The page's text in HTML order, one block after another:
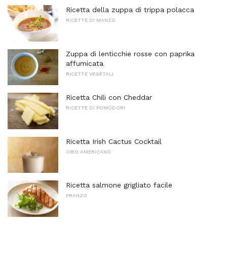
Ricetta della zuppa di trippa polacca
RICETTE DI MANZO
Zuppa di lenticchie rosse con paprika
affumicata
RICETTE VEGETALI
Ricetta Chili con Cheddar
RICETTE DI POMODORI
Ricetta Irish Cactus Cocktail
CIBO AMERICANO
Ricetta salmone grigliato facile
PRANZO